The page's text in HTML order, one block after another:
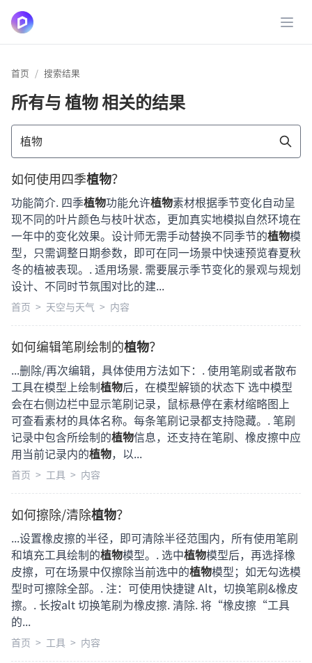
展开
首页 搜索结果
所有与 植物 相关的结果
如何使用四季植物？
功能简介. 四季植物功能允许植物素材根据季节变化自动呈
现不同的叶片颜色与枝叶状态，更加真实地模拟自然环境在
一年中的变化效果。设计师无需手动替换不同季节的植物模
型，只需调整日期参数，即可在同一场景中快速预览春夏秋
冬的植被表现。. 适用场景. 需要展示季节变化的景观与规划
设计、不同时节氛围对比的建...
首页 > 天空与天气 > 内容
如何编辑笔刷绘制的植物？
...删除/再次编辑，具体使用方法如下：. 使用笔刷或者散布
工具在模型上绘制 植物后，在模型解锁的状态下 选中模型
会在右侧边栏中显示笔刷记录，鼠标悬停在素材缩略图上
可查看素材的具体名称。每条笔刷记录都支持隐藏。. 笔刷
记录中包含所绘制的植物信息，还支持在笔刷、橡皮擦中应
用当前记录内的植物，以...
首页 > 工具 > 内容
如何擦除/清除植物？
...设置橡皮擦的半径，即可清除半径范围内，所有使用笔刷
和填充工具绘制的植物模型。. 选中植物模型后，再选择橡
皮擦，可在场景中仅擦除当前选中的植物模型；如无勾选模
型时可擦除全部。. 注：可使用快捷键 Alt，切换笔刷&橡皮
擦。. 长按alt 切换笔刷为橡皮擦. 清除. 将“橡皮擦“工具
的...
首页 > 工具 > 内容